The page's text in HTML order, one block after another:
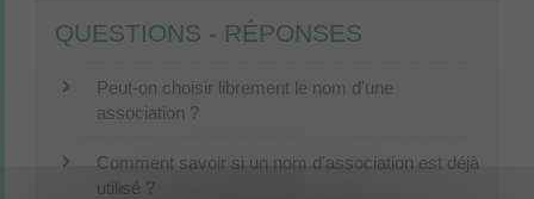
QUESTIONS - RÉPONSES
Peut-on choisir librement le nom d'une
association ?
Comment savoir si un nom d'association est déjà
utilisé ?